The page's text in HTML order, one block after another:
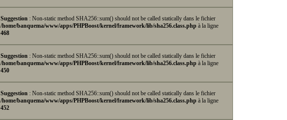
Suggestion : Non-static method SHA256::sum() should not be called statically dans le fichier
/home/banquema/www/apps/PHPBoost/kernel/framework/lib/sha256.class.php à la ligne
468
Suggestion : Non-static method SHA256::sum() should not be called statically dans le fichier
/home/banquema/www/apps/PHPBoost/kernel/framework/lib/sha256.class.php à la ligne
450
Suggestion : Non-static method SHA256::sum() should not be called statically dans le fichier
/home/banquema/www/apps/PHPBoost/kernel/framework/lib/sha256.class.php à la ligne
452